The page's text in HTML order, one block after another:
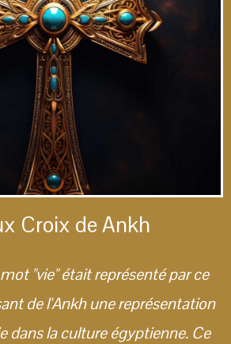
Croix de Ankh
"vie" était représenté par ce
de l'Ankh une représentation
dans la culture égyptienne. Ce